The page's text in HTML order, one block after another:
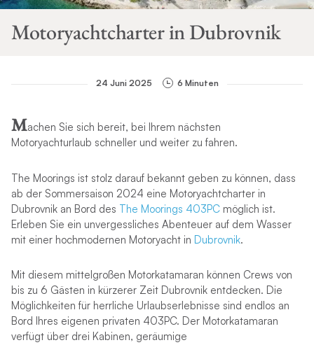
Motoryachtcharter in Dubrovnik
24 Juni 2025 6 Minuten
Machen Sie sich bereit, bei Ihrem nächsten
Motoryachturlaub schneller und weiter zu fahren.
The Moorings ist stolz darauf bekannt geben zu können, dass
ab der Sommersaison 2024 eine Motoryachtcharter in
Dubrovnik an Bord des The Moorings 403PCmöglich ist.
Erleben Sie ein unvergessliches Abenteuer auf dem Wasser
mit einer hochmodernen Motoryacht in Dubrovnik.
Mit diesem mittelgroßen Motorkatamaran können Crews von
bis zu 6 Gästen in kürzerer Zeit Dubrovnik entdecken. Die
Möglichkeiten für herrliche Urlaubserlebnisse sind endlos an
Bord Ihres eigenen privaten 403PC. Der Motorkatamaran
verfügt über drei Kabinen, geräumige